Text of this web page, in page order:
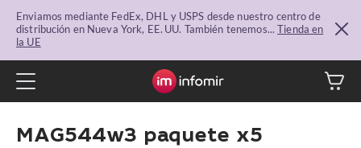
Enviamos mediante FedEx, DHL y USPS desde nuestro centro de
distribución en Nueva York, EE. UU. También tenemos...Tienda en
la UE
MAG544w3 paquete x5